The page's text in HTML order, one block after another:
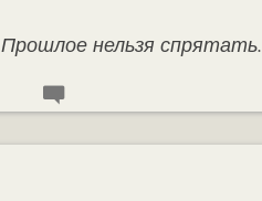
Прошлое нельзя спрятать.